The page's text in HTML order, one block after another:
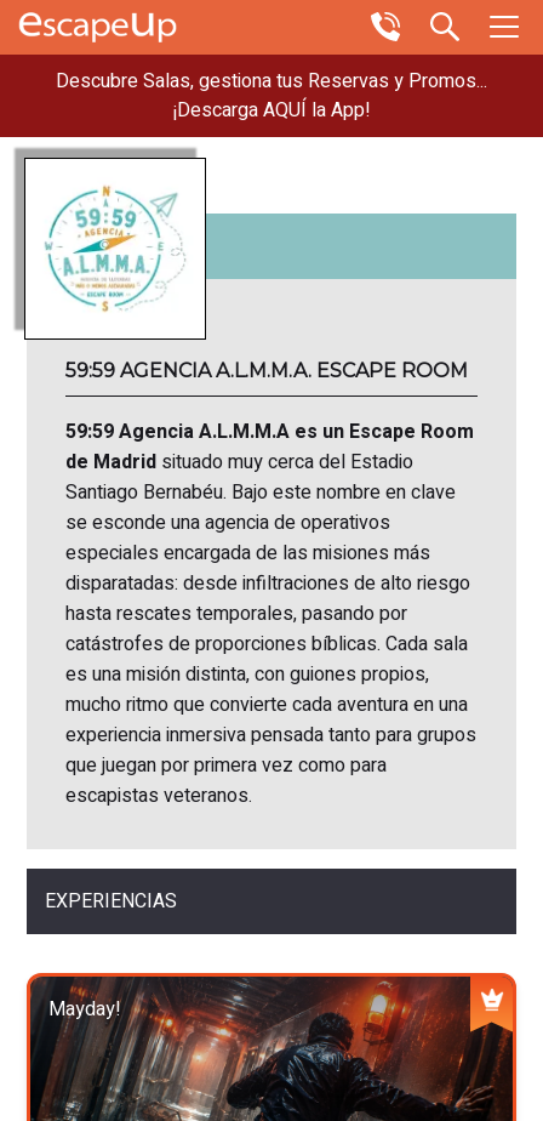
Descubre Salas, gestiona tus Reservas y Promos...
¡Descarga AQUÍ la App!
59:59 AGENCIA A.L.M.M.A. ESCAPE ROOM
59:59 Agencia A.L.M.M.A es un Escape Room
de Madrid situado muy cerca del Estadio
Santiago Bernabéu. Bajo este nombre en clave
se esconde una agencia de operativos
especiales encargada de las misiones más
disparatadas: desde infiltraciones de alto riesgo
hasta rescates temporales, pasando por
catástrofes de proporciones bíblicas. Cada sala
es una misión distinta, con guiones propios,
mucho ritmo que convierte cada aventura en una
experiencia inmersiva pensada tanto para grupos
que juegan por primera vez como para
escapistas veteranos.
EXPERIENCIAS
Mayday!